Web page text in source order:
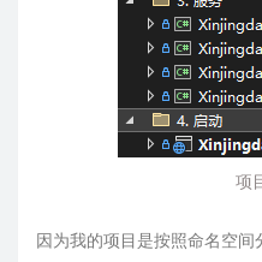
项
因为我的项目是按照命名空